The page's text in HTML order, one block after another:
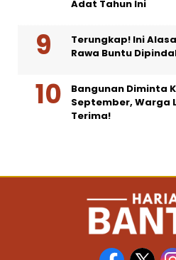
Adat Tahun Ini
Terungkap! Ini
Rawa Buntu
Bangunan Diminta
September, Warga
Terima!